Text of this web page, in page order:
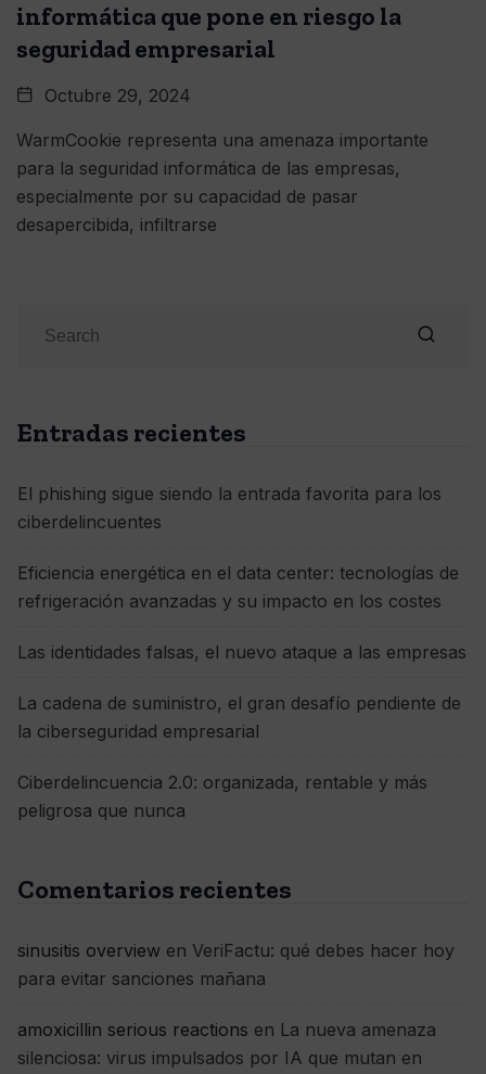
informática que pone en riesgo la
seguridad empresarial
Octubre 29, 2024
WarmCookie representa una amenaza importante
para la seguridad informática de las empresas,
especialmente por su capacidad de pasar
desapercibida, infiltrarse
Entradas recientes
El phishing sigue siendo la entrada favorita para los
ciberdelincuentes
Eficiencia energética en el data center: tecnologías de
refrigeración avanzadas y su impacto en los costes
Las identidades falsas, el nuevo ataque a las empresas
La cadena de suministro, el gran desafío pendiente de
la ciberseguridad empresarial
Ciberdelincuencia 2.0: organizada, rentable y más
peligrosa que nunca
Comentarios recientes
sinusitis overview en VeriFactu: qué debes hacer hoy
para evitar sanciones mañana
amoxicillin serious reactions en La nueva amenaza
silenciosa: virus impulsados por IA que mutan en